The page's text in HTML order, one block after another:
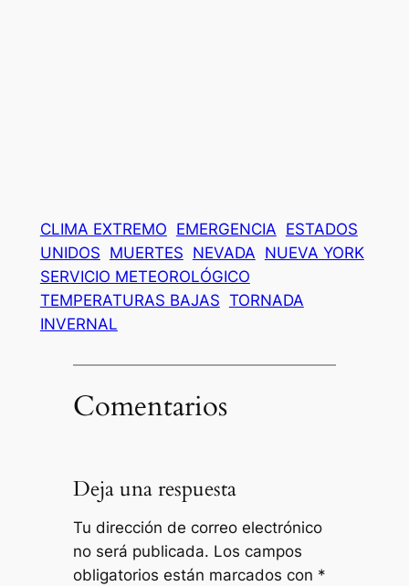
CLIMA EXTREMO EMERGENCIA ESTADOS
UNIDOS MUERTES NEVADA NUEVA YORK
SERVICIO METEOROLÓGICO
TEMPERATURAS BAJAS TORNADA
INVERNAL
Comentarios
Deja una respuesta
Tu dirección de correo electrónico
no será publicada. Los campos
obligatorios están marcados con *